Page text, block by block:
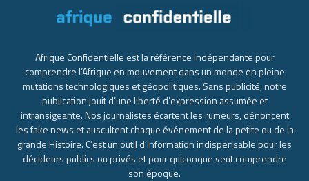
Afrique Confidentielle est la référence indépendante pour
comprendre l’Afrique en mouvement dans un monde en pleine
mutations technologiques et géopolitiques. Sans publicité, notre
publication jouit d’une liberté d’expression assumée et
intransigeante. Nos journalistes écartent les rumeurs, dénoncent
les fake news et auscultent chaque événement de la petite ou de la
grande Histoire. C’est un outil d’information indispensable pour les
décideurs publics ou privés et pour quiconque veut comprendre
son époque.